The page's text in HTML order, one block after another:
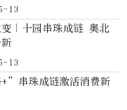
13
｜十园串珠成链 奥北
13
+”串珠成链激活消费新